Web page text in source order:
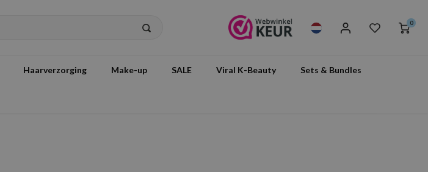
0
Haarverzorging Make-up SALE Viral K-Beauty Sets & Bundles